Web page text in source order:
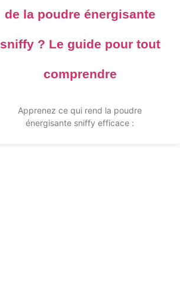
de la poudre énergisante
sniffy ? Le guide pour tout
comprendre
Apprenez ce qui rend la poudre
énergisante sniffy efficace :